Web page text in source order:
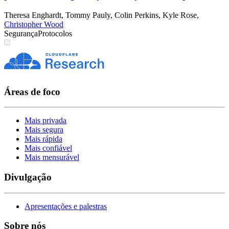
Theresa Enghardt, Tommy Pauly, Colin Perkins, Kyle Rose,
Christopher Wood
SegurançaProtocolos
Áreas de foco
Mais privada
Mais segura
Mais rápida
Mais confiável
Mais mensurável
Divulgação
Apresentações e palestras
Sobre nós